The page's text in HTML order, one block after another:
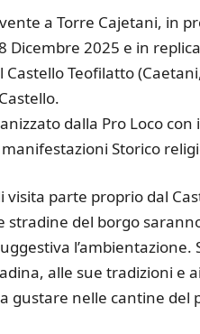
a Torre Cajetani, in
Dicembre 2025 e in
Teofilatto
dalla Pro Loco
Storico
visita parte proprio dal
stradine del borgo
alle sue tradizioni e
gustare nelle cantine del